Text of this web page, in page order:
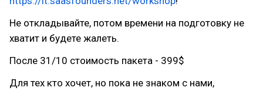
Не откладывайте, потом времени на подготовку не
хватит и будете жалеть.
После 31/10 стоимость пакета - 399$
Для тех кто хочет, но пока не знаком с нами,